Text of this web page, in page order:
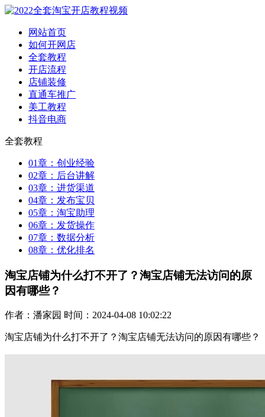
网站首页
如何开网店
全套教程
开店流程
店铺装修
直通车推广
美工教程
抖音电商
全套教程
01章：创业经验
02章：后台讲解
03章：进货渠道
04章：发布宝贝
05章：淘宝助理
06章：发货操作
07章：数据分析
08章：优化排名
淘宝店铺为什么打不开了？淘宝店铺无法访问的原
因有哪些？
作者：潘家园 时间：2024-04-08 10:02:22
淘宝店铺为什么打不开了？淘宝店铺无法访问的原因有哪些？